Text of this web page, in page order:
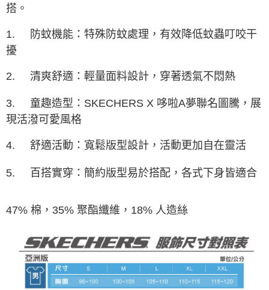
搭。
1.
防蚊機能：特殊防蚊處理，有效降低蚊蟲叮咬干
擾
2. 清爽舒適：輕量面料設計，穿著透氣不悶熱
3.
童趣造型：SKECHERS X 哆啦A夢聯名圖騰，展
現活潑可愛風格
4. 舒適活動：寬鬆版型設計，活動更加自在靈活
5. 百搭實穿：簡約版型易於搭配，各式下身皆適合
47% 棉，35% 聚酯纖維，18% 人造絲